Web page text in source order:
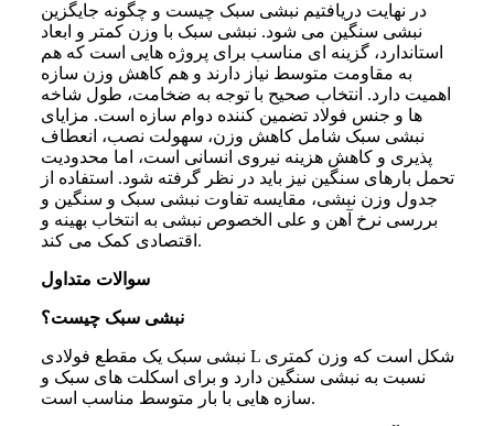
در نهایت دریافتیم نبشی سبک چیست و چگونه جایگزین
نبشی سنگین می شود. نبشی سبک با وزن کمتر و ابعاد
استاندارد، گزینه ای مناسب برای پروژه هایی است که هم
به مقاومت متوسط نیاز دارند و هم کاهش وزن سازه
اهمیت دارد. انتخاب صحیح با توجه به ضخامت، طول شاخه
ها و جنس فولاد تضمین کننده دوام سازه است. مزایای
نبشی سبک شامل کاهش وزن، سهولت نصب، انعطاف
پذیری و کاهش هزینه نیروی انسانی است، اما محدودیت
تحمل بارهای سنگین نیز باید در نظر گرفته شود. استفاده از
جدول وزن نبشی، مقایسه تفاوت نبشی سبک و سنگین و
بررسی نرخ آهن و علی الخصوص نبشی به انتخاب بهینه و
اقتصادی کمک می کند.
سوالات متداول
نبشی سبک چیست؟
نبشی سبک یک مقطع فولادی L شکل است که وزن کمتری
نسبت به نبشی سنگین دارد و برای اسکلت های سبک و
سازه هایی با بار متوسط مناسب است.